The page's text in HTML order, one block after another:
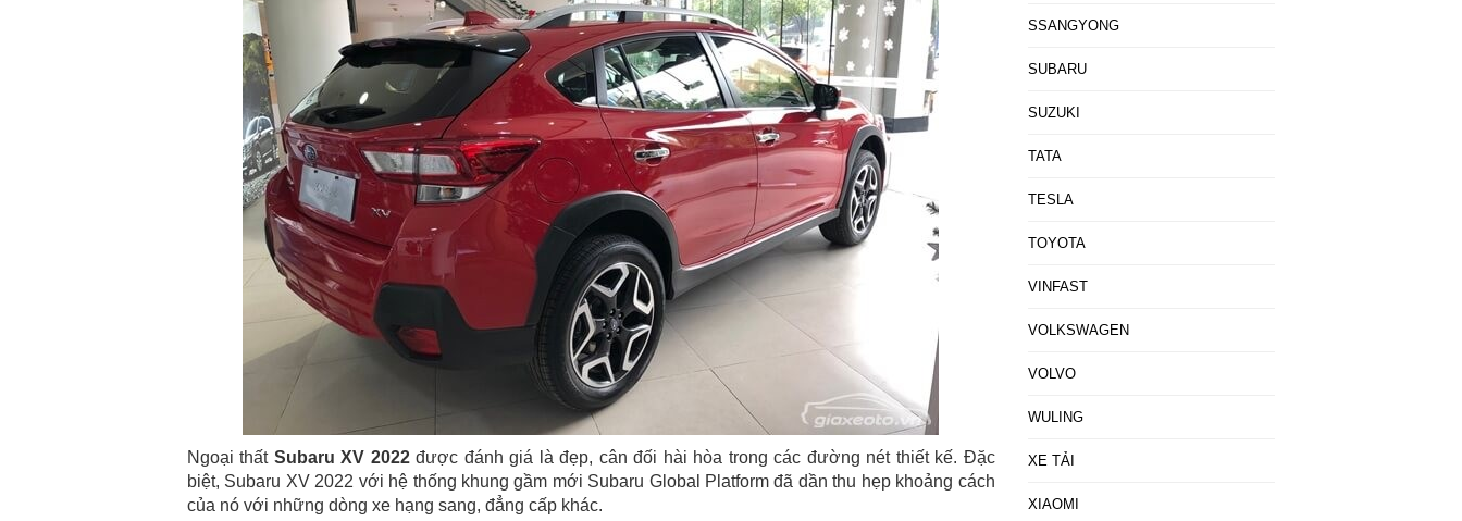
Ngoại thất Subaru XV 2022được đánh giá là đẹp, cân đối hài hòa trong các đường nét thiết kế. Đặc
biệt, Subaru XV 2022 với hệ thống khung gầm mới Subaru Global Platform đã dần thu hẹp khoảng cách
của nó với những dòng xe hạng sang, đẳng cấp khác.
SSANGYONG
SUBARU
SUZUKI
TATA
TESLA
TOYOTA
VINFAST
VOLKSWAGEN
VOLVO
WULING
XE TẢI
XIAOMI